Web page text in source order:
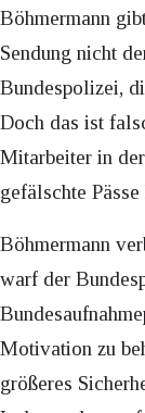
Böhmermann
Sendung nicht
Bundespolizei,
Doch das ist
Mitarbeiter in
gefälschte
Böhmermann
warf der
Motivation zu
größeres